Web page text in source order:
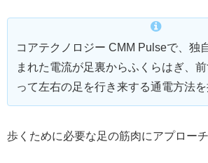
コアテクノロジー CMM Pulseで、独
まれた電流が足裏からふくらはぎ、
って左右の足を行き来する通電方法を
歩くために必要な足の筋肉にアプローチ